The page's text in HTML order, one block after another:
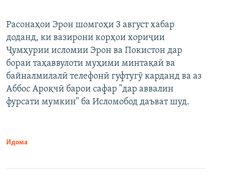
Расонаҳои Эрон шомгоҳи 3 август хабар
доданд, ки вазирони корҳои хориҷии
Ҷумҳурии исломии Эрон ва Покистон дар
бораи таҳаввулоти муҳими минтақаӣ ва
байналмилалӣ телефонӣ гуфтугӯ карданд ва аз
Аббос Ароқчӣ барои сафар "дар аввалин
фурсати мумкин" ба Исломобод даъват шуд.
Идома